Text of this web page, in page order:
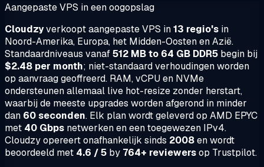
Aangepaste VPS in een oogopslag
Cloudzyverkoopt aangepaste VPS in13 regio's in
Noord-Amerika, Europa, het Midden-Oosten en Azië.
Standaardniveaus vanaf512 MB to 64 GB DDR5 begin bij
$2.48 per month; niet-standaard verhoudingen worden
op aanvraag geoffreerd. RAM, vCPU en NVMe
ondersteunen allemaal live hot-resize zonder herstart,
waarbij de meeste upgrades worden afgerond in minder
dan 60 seconden. Elk plan wordt geleverd op AMD EPYC
met 40 Gbps netwerken en een toegewezen IPv4.
Cloudzy opereert onafhankelijk sinds 2008en wordt
beoordeeld met 4.6 / 5 by 764+ reviewersop Trustpilot.